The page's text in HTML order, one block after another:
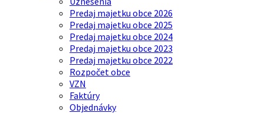
Predaj majetku obce 2026
Predaj majetku obce 2025
Predaj majetku obce 2024
Predaj majetku obce 2023
Predaj majetku obce 2022
Rozpočet obce
VZN
Faktúry
Objednávky